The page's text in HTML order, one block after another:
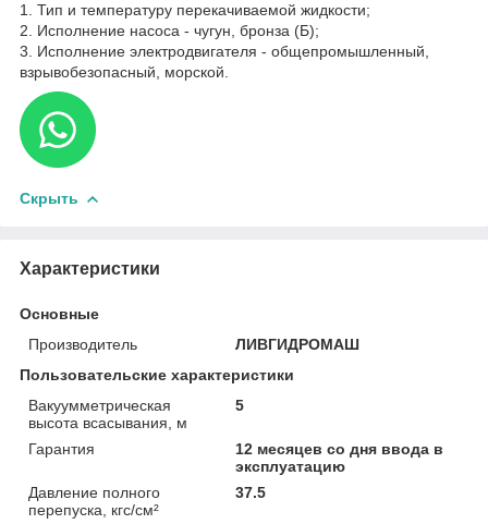
1. Тип и температуру перекачиваемой жидкости;
2. Исполнение насоса - чугун, бронза (Б);
3. Исполнение электродвигателя - общепромышленный,
взрывобезопасный, морской.
Скрыть
Характеристики
Основные
Производитель
ЛИВГИДРОМАШ
Пользовательские характеристики
Вакуумметрическая
высота всасывания, м
5
Гарантия
12 месяцев со дня ввода в
эксплуатацию
Давление полного
перепуска, кгс/см²
37.5